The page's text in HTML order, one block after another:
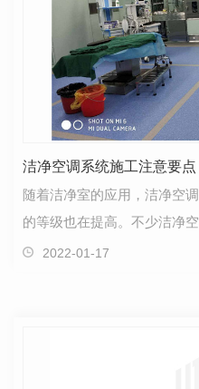
洁净空调系统施工注意要点
随着洁净室的应用，洁净空
的等级也在提高。不少洁净
获得了成功，但也有的洁净
2022-01-17